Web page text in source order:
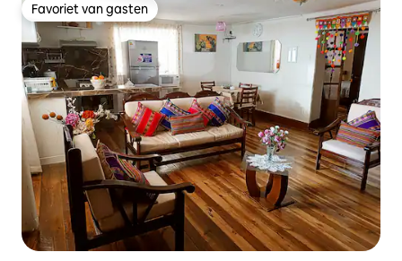
Favoriet van gasten
Favoriet van gasten